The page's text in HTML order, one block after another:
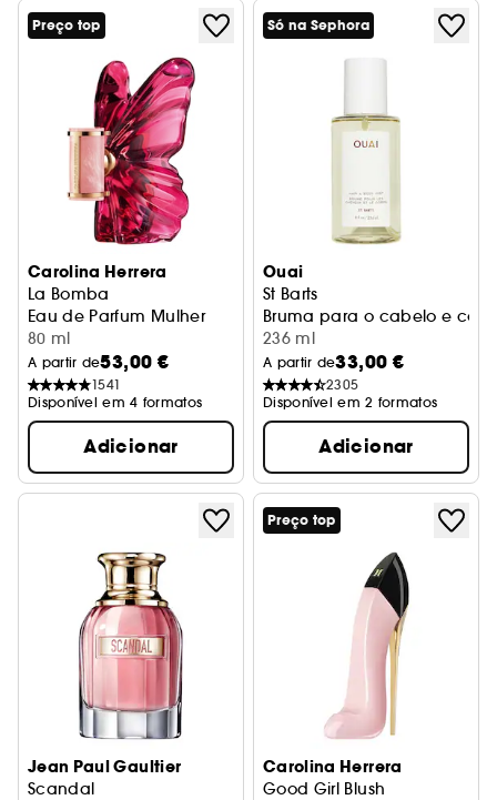
Preço top
Carolina Herrera
La Bomba
Eau de Parfum Mulher
80 ml
A partir de53,00 €
1541
Disponível em 4 formatos
Adicionar
Só na Sephora
Ouai
St Barts
Bruma para o cabelo e
236 ml
A partir de33,00 €
2305
Disponível em 2 formatos
Adicionar
Jean Paul Gaultier
Scandal
Preço top
Carolina Herrera
Good Girl Blush